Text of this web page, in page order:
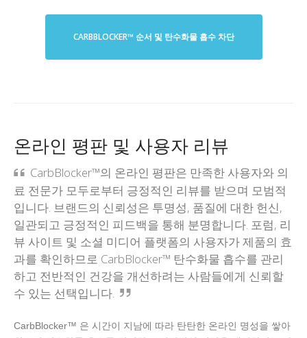
CARBBLOCKER™ 순서 및 탄수화물 흡수 차단
온라인 평판 및 사용자 리뷰
CarbBlocker™의 온라인 평판은 만족한 사용자와 의
료 전문가 모두로부터 긍정적인 리뷰를 받으며 모범적
입니다. 브랜드의 신뢰성은 투명성, 품질에 대한 헌신,
일관되고 긍정적인 피드백을 통해 분명합니다. 포럼, 리
뷰 사이트 및 소셜 미디어 플랫폼의 사용자가 제품의 효
과를 확인하므로 CarbBlocker™ 탄수화물 흡수를 관리
하고 전반적인 건강을 개선하려는 사람들에게 신뢰할
수 있는 선택입니다.
CarbBlocker™ 은 시간이 지남에 따라 탄탄한 온라인 명성을 쌓아